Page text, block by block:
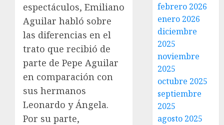
espectáculos, Emiliano
Aguilar habló sobre
las diferencias en el
trato que recibió de
parte de Pepe Aguilar
en comparación con
sus hermanos
Leonardo y Ángela.
Por su parte,
febrero 2026
enero 2026
diciembre
2025
noviembre
2025
octubre 2025
septiembre
2025
agosto 2025